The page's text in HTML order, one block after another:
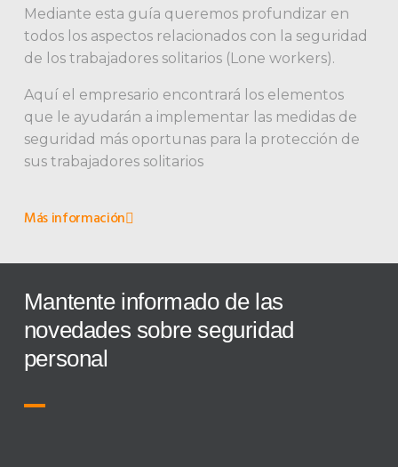
Mediante esta guía queremos profundizar en
todos los aspectos relacionados con la seguridad
de los trabajadores solitarios (Lone workers).
Aquí el empresario encontrará los elementos
que le ayudarán a implementar las medidas de
seguridad más oportunas para la protección de
sus trabajadores solitarios
Más información
Mantente informado de las
novedades sobre seguridad
personal